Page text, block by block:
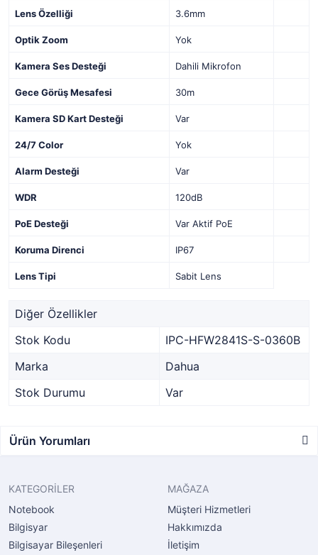
Lens Özelliği 3.6mm
Optik Zoom Yok
Kamera Ses Desteği Dahili Mikrofon
Gece Görüş Mesafesi 30m
Kamera SD Kart Desteği Var
24/7 Color Yok
Alarm Desteği Var
WDR 120dB
PoE Desteği Var Aktif PoE
Koruma Direnci IP67
Lens Tipi Sabit Lens
Diğer Özellikler
Stok Kodu
IPC-HFW2841S-S-0360B
Marka
Dahua
Stok Durumu
Var
Ürün Yorumları
KATEGORİLER
Notebook
Bilgisyar
Bilgisayar Bileşenleri
MAĞAZA
Müşteri Hizmetleri
Hakkımızda
İletişim